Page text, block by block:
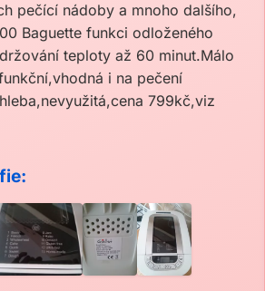
pečící nádoby a mnoho dalšího,
Baguette funkci odloženého
teploty až 60 minut.Málo
i na pečení
799kč,viz